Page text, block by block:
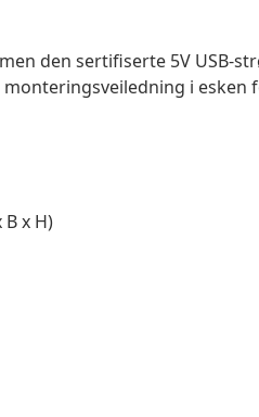
den sertifiserte 5V USB-
i esken
B x H)